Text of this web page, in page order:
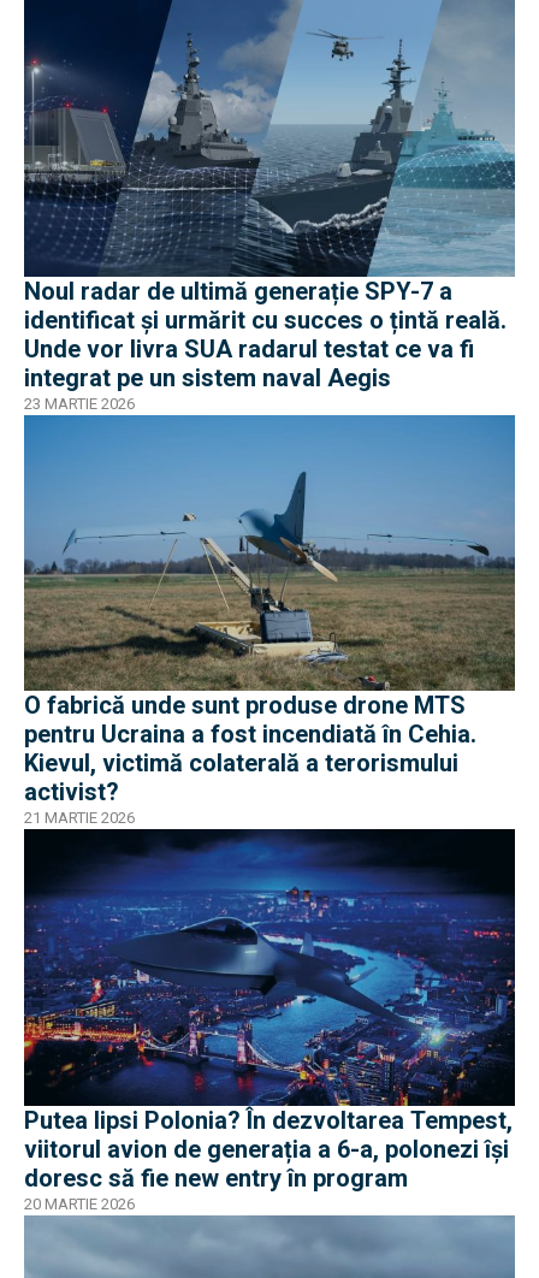
Noul radar de ultimă generație SPY-7 a
identificat și urmărit cu succes o țintă reală.
Unde vor livra SUA radarul testat ce va fi
integrat pe un sistem naval Aegis
23 MARTIE 2026
O fabrică unde sunt produse drone MTS
pentru Ucraina a fost incendiată în Cehia.
Kievul, victimă colaterală a terorismului
activist?
21 MARTIE 2026
Putea lipsi Polonia? În dezvoltarea Tempest,
viitorul avion de generația a 6-a, polonezi își
doresc să fie new entry în program
20 MARTIE 2026